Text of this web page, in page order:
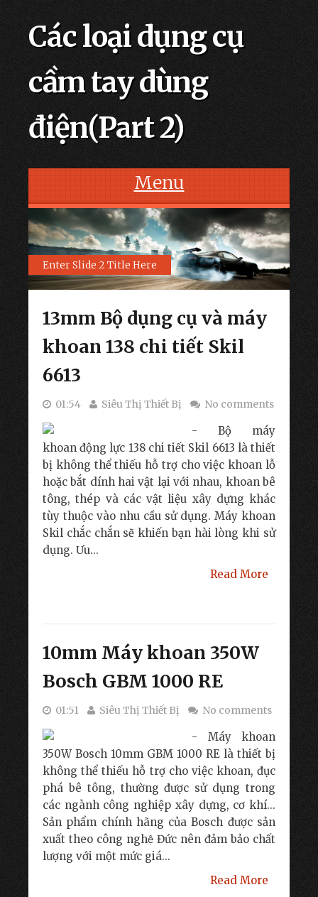
Các loại dụng cụ
cầm tay dùng
điện(Part 2)
Menu
Skip to content
Enter Slide 2 Title Here
13mm Bộ dụng cụ và máy
khoan 138 chi tiết Skil
6613
01:54 Siêu Thị Thiết Bị No comments
- Bộ máy
khoan động lực 138 chi tiết Skil 6613 là thiết
bị không thể thiếu hỗ trợ cho việc khoan lỗ
hoặc bắt dính hai vật lại với nhau, khoan bê
tông, thép và các vật liệu xây dựng khác
tùy thuộc vào nhu cầu sử dụng. Máy khoan
Skil chắc chắn sẽ khiến bạn hài lòng khi sử
dụng. Ưu...
Read More
10mm Máy khoan 350W
Bosch GBM 1000 RE
01:51 Siêu Thị Thiết Bị No comments
- Máy khoan
350W Bosch 10mm GBM 1000 RE là thiết bị
không thể thiếu hỗ trợ cho việc khoan, đục
phá bê tông, thường được sử dụng trong
các ngành công nghiệp xây dựng, cơ khí...
Sản phẩm chính hãng của Bosch được sản
xuất theo công nghệ Đức nên đảm bảo chất
lượng với một mức giá...
Read More